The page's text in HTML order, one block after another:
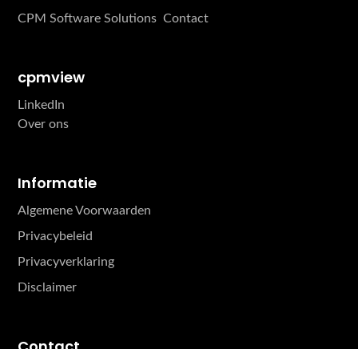
CPM Software Solutions Contact
cpmview
LinkedIn
Over ons
Informatie
Algemene Voorwaarden
Privacybeleid
Privacyverklaring
Disclaimer